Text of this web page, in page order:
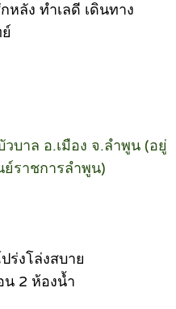
ลัง ทำเลดี เดินทาง
บาล อ.เมือง จ.ลำพูน (อยู่
ย์ราชการลำพูน)
ร่งโล่งสบาย
น 2 ห้องน้ำ